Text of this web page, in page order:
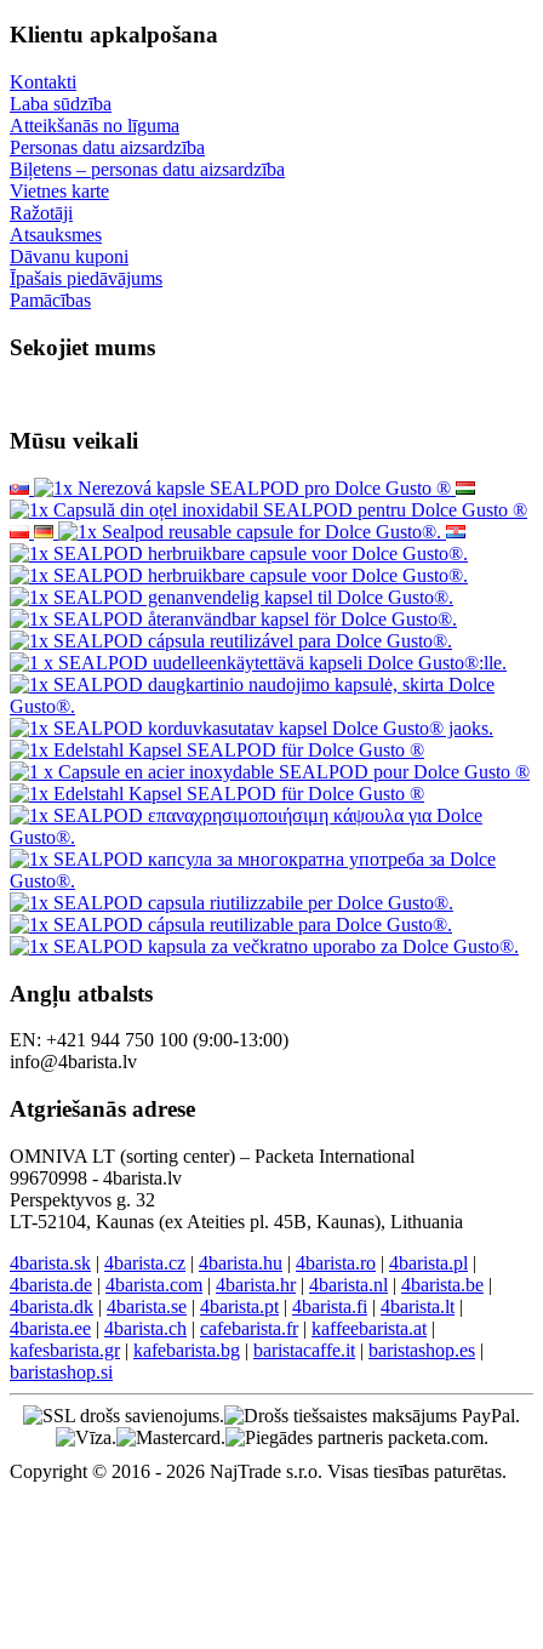
Klientu apkalpošana
Kontakti
Laba sūdzība
Atteikšanās no līguma
Personas datu aizsardzība
Biļetens – personas datu aizsardzība
Vietnes karte
Ražotāji
Atsauksmes
Dāvanu kuponi
Īpašais piedāvājums
Pamācības
Sekojiet mums
Mūsu veikali
Angļu atbalsts
EN: +421 944 750 100 (9:00-13:00)
info@4barista.lv
Atgriešanās adrese
OMNIVA LT (sorting center) – Packeta International
99670998 - 4barista.lv
Perspektyvos g. 32
LT-52104, Kaunas (ex Ateities pl. 45B, Kaunas), Lithuania
4barista.sk | 4barista.cz | 4barista.hu | 4barista.ro | 4barista.pl |
4barista.de | 4barista.com | 4barista.hr| 4barista.nl | 4barista.be |
4barista.dk | 4barista.se | 4barista.pt | 4barista.fi | 4barista.lt |
4barista.ee | 4barista.ch | cafebarista.fr| kaffeebarista.at |
kafesbarista.gr| kafebarista.bg | baristacaffe.it | baristashop.es |
baristashop.si
Copyright © 2016 - 2026 NajTrade s.r.o. Visas tiesības paturētas.